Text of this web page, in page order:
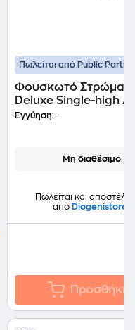
Πωλείται από Public
Φουσκωτό Στρώμα
Deluxe Single-high
Intex Κωδ. 64103
Εγγύηση: -
Μη διαθέσιμο
Πωλείται και
από Diogenistore
Προσθήκη